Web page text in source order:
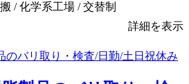
/ 化学系工場 / 交替制
詳細を表示